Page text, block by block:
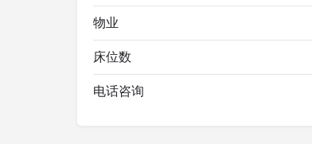
物业
床位数
电话咨询